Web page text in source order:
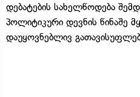
დებატების სახელწოდება
პოლიტიკური დევნის წინაშე
დაუყოვნებლივ